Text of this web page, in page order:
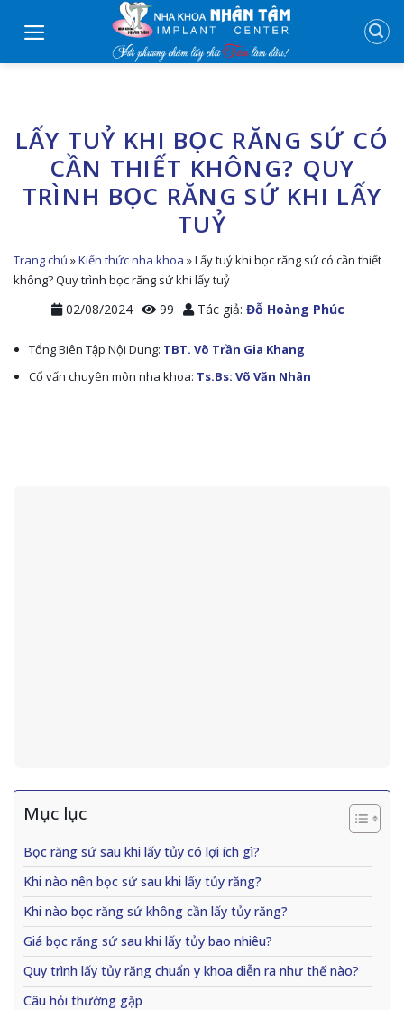
LẤY TUỶ KHI BỌC RĂNG SỨ CÓ
CẦN THIẾT KHÔNG? QUY
TRÌNH BỌC RĂNG SỨ KHI LẤY
TUỶ
Trang chủ »Kiến thức nha khoa »Lấy tuỷ khi bọc răng sứ có cần thiết
không? Quy trình bọc răng sứ khi lấy tuỷ
02/08/2024 99 Tác giả: Đỗ Hoàng Phúc
Tổng Biên Tập Nội Dung: TBT. Võ Trần Gia Khang
Cố vấn chuyên môn nha khoa: Ts.Bs: Võ Văn Nhân
Mục lục
Bọc răng sứ sau khi lấy tủy có lợi ích gì?
Khi nào nên bọc sứ sau khi lấy tủy răng?
Khi nào bọc răng sứ không cần lấy tủy răng?
Giá bọc răng sứ sau khi lấy tủy bao nhiêu?
Quy trình lấy tủy răng chuẩn y khoa diễn ra như thế nào?
Câu hỏi thường gặp